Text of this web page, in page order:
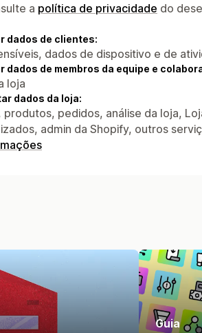
a política de privacidade do
dados de clientes:
dados de dispositivo e de
dados de membros da equipe e
loja
dados da loja:
produtos, pedidos, análise da loja,
admin da Shopify, outros
Guia